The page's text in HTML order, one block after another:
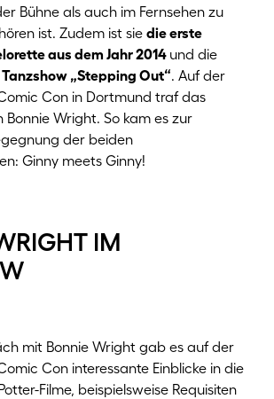
Bühne als auch im Fernsehen zu
ist. Zudem ist sie die erste
aus dem Jahr 2014 und die
Tanzshow „Stepping Out“. Auf der
Con in Dortmund traf das
Wright. So kam es zur
der beiden
Ginny meets Ginny!
im
mit Bonnie Wright gab es auf der
Con interessante Einblicke in die
Filme, beispielsweise Requisiten